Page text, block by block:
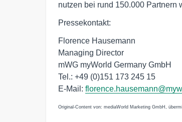
nutzen bei rund 150.000 Partnern
Pressekontakt:
Florence Hausemann
Managing Director
mWG myWorld Germany GmbH
Tel.: +49 (0)151 173 245 15
E-Mail:
Original-Content von: mediaWorld Marketing GmbH,